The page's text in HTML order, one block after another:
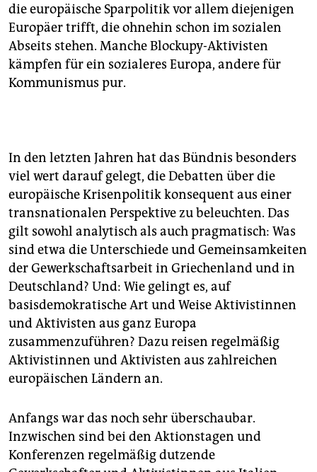
die europäische Sparpolitik vor allem diejenigen
Europäer trifft, die ohnehin schon im sozialen
Abseits stehen. Manche Blockupy-Aktivisten
kämpfen für ein sozialeres Europa, andere für
Kommunismus pur.
In den letzten Jahren hat das Bündnis besonders
viel wert darauf gelegt, die Debatten über die
europäische Krisenpolitik konsequent aus einer
transnationalen Perspektive zu beleuchten. Das
gilt sowohl analytisch als auch pragmatisch: Was
sind etwa die Unterschiede und Gemeinsamkeiten
der Gewerkschaftsarbeit in Griechenland und in
Deutschland? Und: Wie gelingt es, auf
basisdemokratische Art und Weise Aktivistinnen
und Aktivisten aus ganz Europa
zusammenzuführen? Dazu reisen regelmäßig
Aktivistinnen und Aktivisten aus zahlreichen
europäischen Ländern an.
Anfangs war das noch sehr überschaubar.
Inzwischen sind bei den Aktionstagen und
Konferenzen regelmäßig dutzende